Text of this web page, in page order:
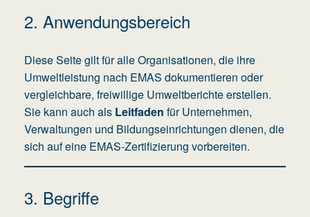
2. Anwendungsbereich
Diese Seite gilt für alle Organisationen, die ihre
Umweltleistung nach EMAS dokumentieren oder
vergleichbare, freiwillige Umweltberichte erstellen.
Sie kann auch als Leitfaden für Unternehmen,
Verwaltungen und Bildungseinrichtungen dienen, die
sich auf eine EMAS-Zertifizierung vorbereiten.
3. Begriffe